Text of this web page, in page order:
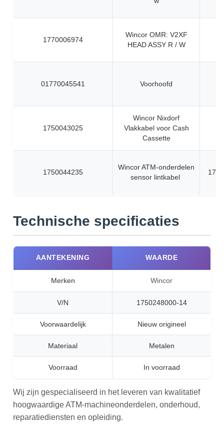
1770006974
Wincor OMR: V2XF
HEAD ASSY R / W
01770045541 Voorhoofd
1750043025
Wincor Nixdorf
Vlakkabel voor Cash
Cassette
1750044235
Wincor ATM-onderdelen
sensor lintkabel
Technische specificaties
AANTEKENING WAARDE
Merken Wincor
V/N 1750248000-14
Voorwaardelijk Nieuw origineel
Materiaal Metalen
Voorraad In voorraad
Wij zijn gespecialiseerd in het leveren van kwalitatief
hoogwaardige ATM-machineonderdelen, onderhoud,
reparatiediensten en opleiding.